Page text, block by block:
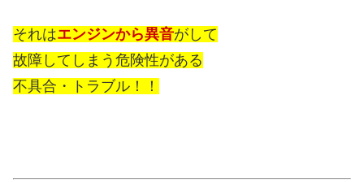
それはエンジンから異音がして
故障してしまう危険性がある
不具合・トラブル！！